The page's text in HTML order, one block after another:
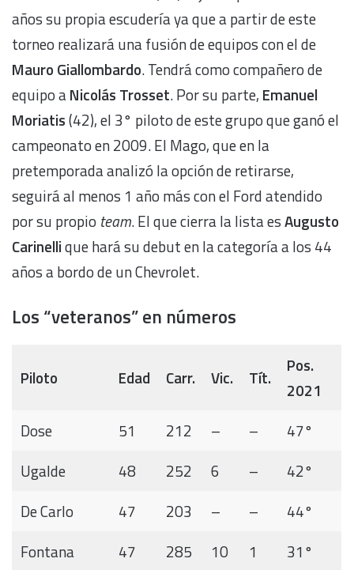
años su propia escudería ya que a partir de este
torneo realizará una fusión de equipos con el de
Mauro Giallombardo. Tendrá como compañero de
equipo aNicolás Trosset. Por su parte, Emanuel
Moriatis(42), el 3° piloto de este grupo que ganó el
campeonato en 2009. El Mago, que en la
pretemporada analizó la opción de retirarse,
seguirá al menos 1 año más con el Ford atendido
por su propio team. El que cierra la lista esAugusto
Carinellique hará su debut en la categoría a los 44
años a bordo de un Chevrolet.
Los “veteranos” en números
Piloto Edad Carr. Vic. Tít.
Pos.
2021
Dose
51 212 – –
47°
Ugalde
48 252 6 –
42°
De Carlo
47 203 – –
44°
Fontana
47 285 10 1
31°